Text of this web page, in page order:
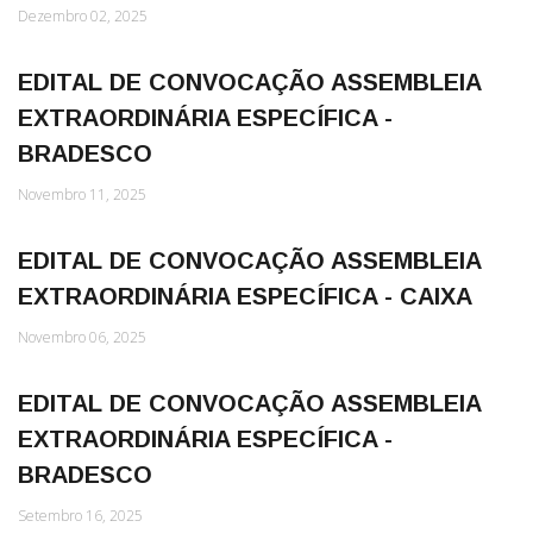
Dezembro 02, 2025
EDITAL DE CONVOCAÇÃO ASSEMBLEIA
EXTRAORDINÁRIA ESPECÍFICA -
BRADESCO
Novembro 11, 2025
EDITAL DE CONVOCAÇÃO ASSEMBLEIA
EXTRAORDINÁRIA ESPECÍFICA - CAIXA
Novembro 06, 2025
EDITAL DE CONVOCAÇÃO ASSEMBLEIA
EXTRAORDINÁRIA ESPECÍFICA -
BRADESCO
Setembro 16, 2025